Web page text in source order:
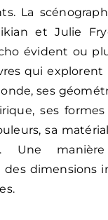
La
et Julie
évident ou
qui explorent
ses
ses formes
sa
Une
des dimensions